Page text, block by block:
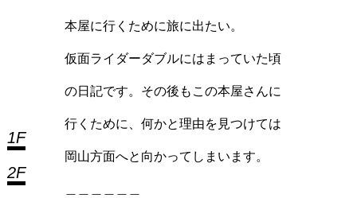
1F
2F
本屋に行くために旅に出たい。
仮面ライダーダブルにはまっていた頃
の日記です。その後もこの本屋さんに
行くために、何かと理由を見つけては
岡山方面へと向かってしまいます。